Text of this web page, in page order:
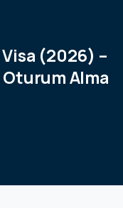
Visa (2026) –
OturumAlma